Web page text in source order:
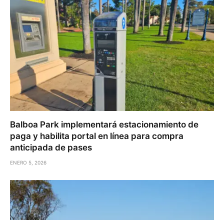
Balboa Park implementará estacionamiento de
paga y habilita portal en línea para compra
anticipada de pases
ENERO 5, 2026